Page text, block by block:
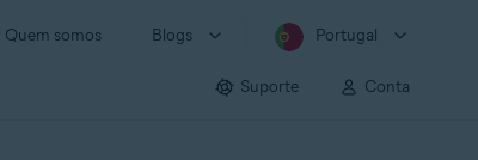
Quem somos Blogs Portugal
Suporte Conta